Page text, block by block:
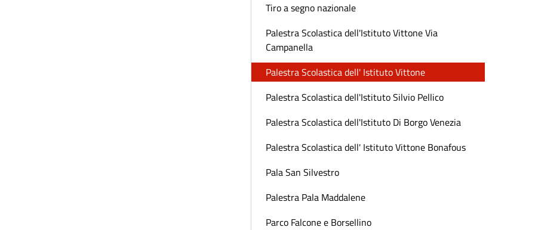
Tiro a segno nazionale
Palestra Scolastica dell'Istituto Vittone Via
Campanella
Palestra Scolastica dell' Istituto Vittone
Palestra Scolastica dell'Istituto Silvio Pellico
Palestra Scolastica dell'Istituto Di Borgo Venezia
Palestra Scolastica dell' Istituto Vittone Bonafous
Pala San Silvestro
Palestra Pala Maddalene
Parco Falcone e Borsellino